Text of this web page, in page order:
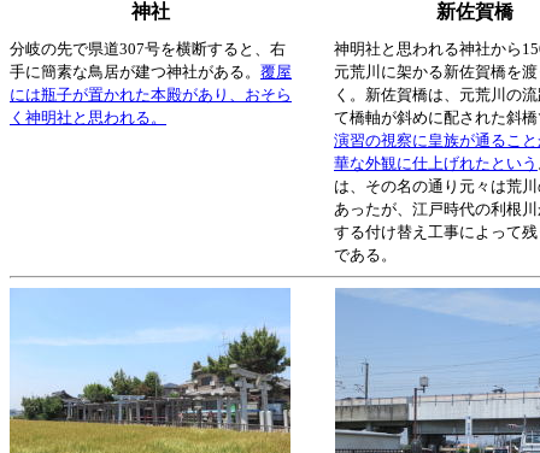
神社 新佐賀橋
分岐の先で県道307号を横断すると、右
手に簡素な鳥居が建つ神社がある。 覆屋
には瓶子が置かれた本殿があり、おそら
く神明社と思われる。
神明社と思われる神社から
元荒川に架かる新佐賀橋を
く。新佐賀橋は、元荒川の
て橋軸が斜めに配された斜
演習の視察に皇族が通るこ
華な外観に仕上げれたという
は、その名の通り元々は荒
あったが、江戸時代の利根
する付け替え工事によって
である。